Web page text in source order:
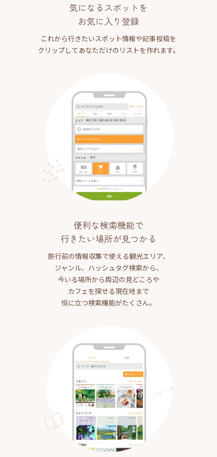
気になるスポットを
お気に入り登録
これから行きたいスポット情報や記事投稿を
クリップしてあなただけのリストを作れます。
便利な検索機能で
行きたい場所が見つかる
旅行前の情報収集で使える観光エリア、
ジャンル、ハッシュタグ検索から、
今いる場所から周辺の見どころや
カフェを探せる現在地まで
役に立つ検索機能がたくさん。